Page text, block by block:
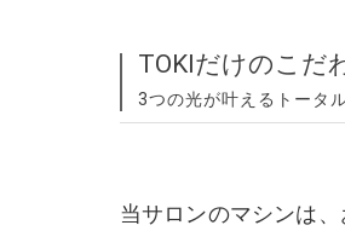
TOKIだけのこだ
3つの光が叶えるトータ
当サロンのマシンは